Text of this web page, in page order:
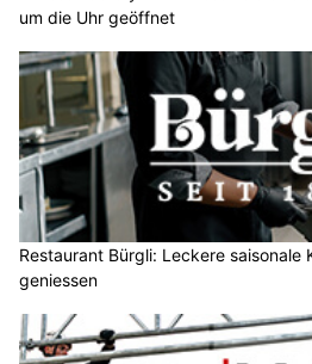
um die Uhr geöffnet
Restaurant Bürgli: Leckere saisonale
geniessen